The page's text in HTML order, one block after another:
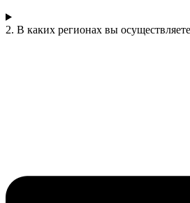
2. В каких регионах вы